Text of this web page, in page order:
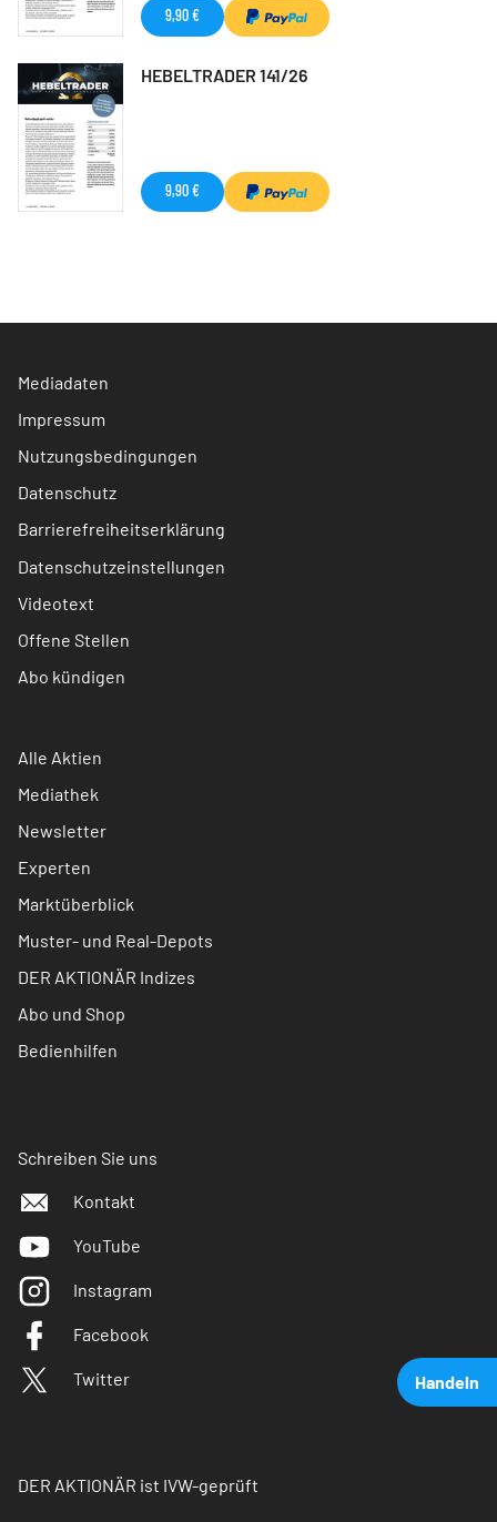
Handeln
9,90 €
HEBELTRADER 141/26
9,90 €
Mediadaten
Impressum
Nutzungsbedingungen
Datenschutz
Barrierefreiheitserklärung
Datenschutzeinstellungen
Videotext
Offene Stellen
Abo kündigen
Alle Aktien
Mediathek
Newsletter
Experten
Marktüberblick
Muster- und Real-Depots
DER AKTIONÄR Indizes
Abo und Shop
Bedienhilfen
Schreiben Sie uns
Kontakt
YouTube
Instagram
Facebook
Twitter
DER AKTIONÄR ist IVW-geprüft